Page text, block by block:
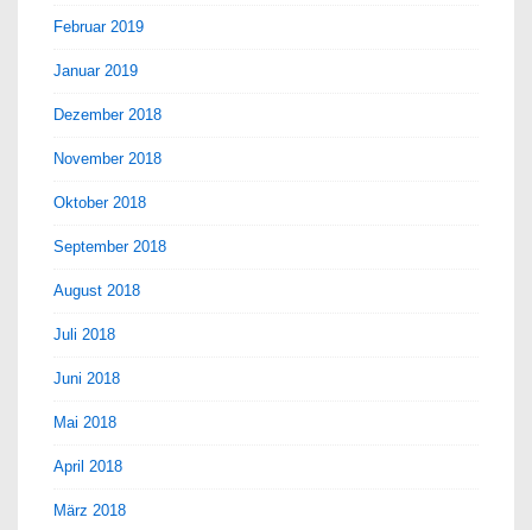
Februar 2019
Januar 2019
Dezember 2018
November 2018
Oktober 2018
September 2018
August 2018
Juli 2018
Juni 2018
Mai 2018
April 2018
März 2018